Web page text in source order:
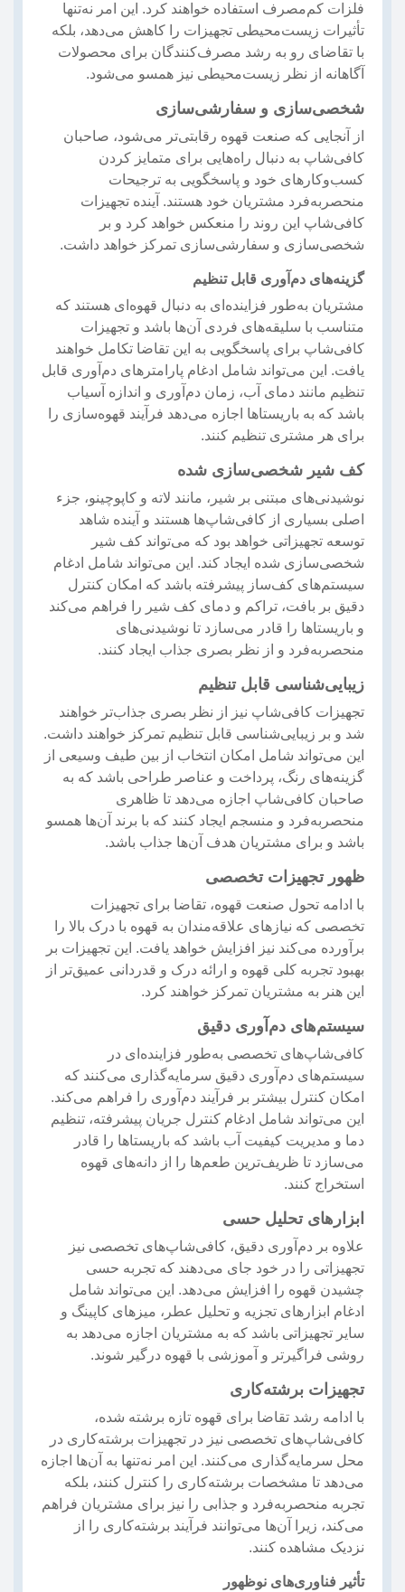
فلزات کم‌مصرف استفاده خواهند کرد. این امر نه‌تنها
تأثیرات زیست‌محیطی تجهیزات را کاهش می‌دهد، بلکه
با تقاضای رو به رشد مصرف‌کنندگان برای محصولات
آگاهانه از نظر زیست‌محیطی نیز همسو می‌شود.
شخصی‌سازی و سفارشی‌سازی
از آنجایی که صنعت قهوه رقابتی‌تر می‌شود، صاحبان
کافی‌شاپ به دنبال راه‌هایی برای متمایز کردن
کسب‌وکارهای خود و پاسخگویی به ترجیحات
منحصربه‌فرد مشتریان خود هستند. آینده تجهیزات
کافی‌شاپ این روند را منعکس خواهد کرد و بر
شخصی‌سازی و سفارشی‌سازی تمرکز خواهد داشت.
گزینه‌های دم‌آوری قابل تنظیم
مشتریان به‌طور فزاینده‌ای به دنبال قهوه‌ای هستند که
متناسب با سلیقه‌های فردی آن‌ها باشد و تجهیزات
کافی‌شاپ برای پاسخگویی به این تقاضا تکامل خواهند
یافت. این می‌تواند شامل ادغام پارامترهای دم‌آوری قابل
تنظیم مانند دمای آب، زمان دم‌آوری و اندازه آسیاب
باشد که به باریستاها اجازه می‌دهد فرآیند قهوه‌سازی را
برای هر مشتری تنظیم کنند.
کف شیر شخصی‌سازی شده
نوشیدنی‌های مبتنی بر شیر، مانند لاته و کاپوچینو، جزء
اصلی بسیاری از کافی‌شاپ‌ها هستند و آینده شاهد
توسعه تجهیزاتی خواهد بود که می‌تواند کف شیر
شخصی‌سازی شده ایجاد کند. این می‌تواند شامل ادغام
سیستم‌های کف‌ساز پیشرفته باشد که امکان کنترل
دقیق بر بافت، تراکم و دمای کف شیر را فراهم می‌کند
و باریستاها را قادر می‌سازد تا نوشیدنی‌های
منحصربه‌فرد و از نظر بصری جذاب ایجاد کنند.
زیبایی‌شناسی قابل تنظیم
تجهیزات کافی‌شاپ نیز از نظر بصری جذاب‌تر خواهند
شد و بر زیبایی‌شناسی قابل تنظیم تمرکز خواهند داشت.
این می‌تواند شامل امکان انتخاب از بین طیف وسیعی از
گزینه‌های رنگ، پرداخت و عناصر طراحی باشد که به
صاحبان کافی‌شاپ اجازه می‌دهد تا ظاهری
منحصربه‌فرد و منسجم ایجاد کنند که با برند آن‌ها همسو
باشد و برای مشتریان هدف آن‌ها جذاب باشد.
ظهور تجهیزات تخصصی
با ادامه تحول صنعت قهوه، تقاضا برای تجهیزات
تخصصی که نیازهای علاقه‌مندان به قهوه با درک بالا را
برآورده می‌کند نیز افزایش خواهد یافت. این تجهیزات بر
بهبود تجربه کلی قهوه و ارائه درک و قدردانی عمیق‌تر از
این هنر به مشتریان تمرکز خواهند کرد.
سیستم‌های دم‌آوری دقیق
کافی‌شاپ‌های تخصصی به‌طور فزاینده‌ای در
سیستم‌های دم‌آوری دقیق سرمایه‌گذاری می‌کنند که
امکان کنترل بیشتر بر فرآیند دم‌آوری را فراهم می‌کند.
این می‌تواند شامل ادغام کنترل جریان پیشرفته، تنظیم
دما و مدیریت کیفیت آب باشد که باریستاها را قادر
می‌سازد تا ظریف‌ترین طعم‌ها را از دانه‌های قهوه
استخراج کنند.
ابزارهای تحلیل حسی
علاوه بر دم‌آوری دقیق، کافی‌شاپ‌های تخصصی نیز
تجهیزاتی را در خود جای می‌دهند که تجربه حسی
چشیدن قهوه را افزایش می‌دهد. این می‌تواند شامل
ادغام ابزارهای تجزیه و تحلیل عطر، میزهای کاپینگ و
سایر تجهیزاتی باشد که به مشتریان اجازه می‌دهد به
روشی فراگیرتر و آموزشی با قهوه درگیر شوند.
تجهیزات برشته‌کاری
با ادامه رشد تقاضا برای قهوه تازه برشته شده،
کافی‌شاپ‌های تخصصی نیز در تجهیزات برشته‌کاری در
محل سرمایه‌گذاری می‌کنند. این امر نه‌تنها به آن‌ها اجازه
می‌دهد تا مشخصات برشته‌کاری را کنترل کنند، بلکه
تجربه منحصربه‌فرد و جذابی را نیز برای مشتریان فراهم
می‌کند، زیرا آن‌ها می‌توانند فرآیند برشته‌کاری را از
نزدیک مشاهده کنند.
تأثیر فناوری‌های نوظهور